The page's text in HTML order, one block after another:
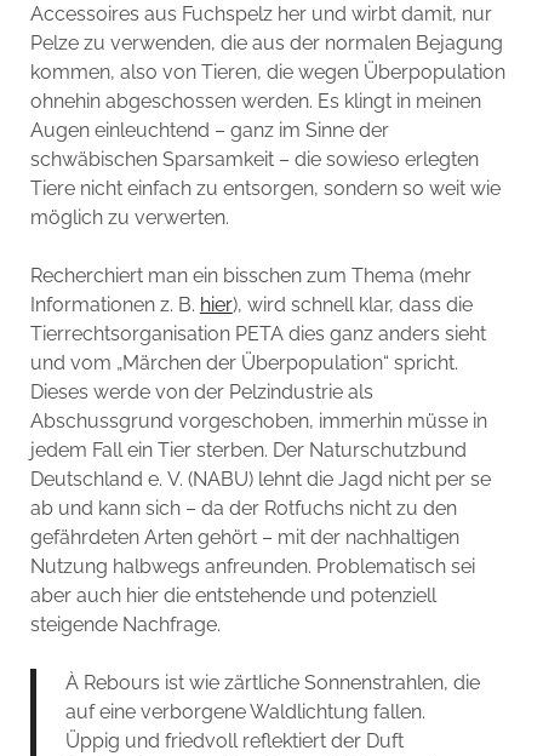
Accessoires aus Fuchspelz her und wirbt damit, nur
Pelze zu verwenden, die aus der normalen Bejagung
kommen, also von Tieren, die wegen Überpopulation
ohnehin abgeschossen werden. Es klingt in meinen
Augen einleuchtend – ganz im Sinne der
schwäbischen Sparsamkeit – die sowieso erlegten
Tiere nicht einfach zu entsorgen, sondern so weit wie
möglich zu verwerten.
Recherchiert man ein bisschen zum Thema (mehr
Informationen z. B. hier), wird schnell klar, dass die
Tierrechtsorganisation PETA dies ganz anders sieht
und vom „Märchen der Überpopulation“ spricht.
Dieses werde von der Pelzindustrie als
Abschussgrund vorgeschoben, immerhin müsse in
jedem Fall ein Tier sterben. Der Naturschutzbund
Deutschland e. V. (NABU) lehnt die Jagd nicht per se
ab und kann sich – da der Rotfuchs nicht zu den
gefährdeten Arten gehört – mit der nachhaltigen
Nutzung halbwegs anfreunden. Problematisch sei
aber auch hier die entstehende und potenziell
steigende Nachfrage.
À Rebours ist wie zärtliche Sonnenstrahlen, die
auf eine verborgene Waldlichtung fallen.
Üppig und friedvoll reflektiert der Duft